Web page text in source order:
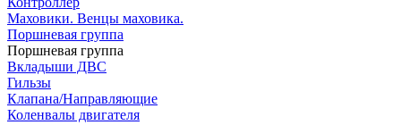
Маховики. Венцы маховика.
Поршневая группа
Поршневая группа
Вкладыши ДВС
Гильзы
Клапана/Направляющие
Коленвалы двигателя